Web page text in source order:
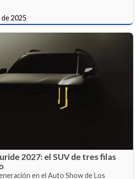
2025
2027: el SUV de tres filas
en el Auto Show de Los